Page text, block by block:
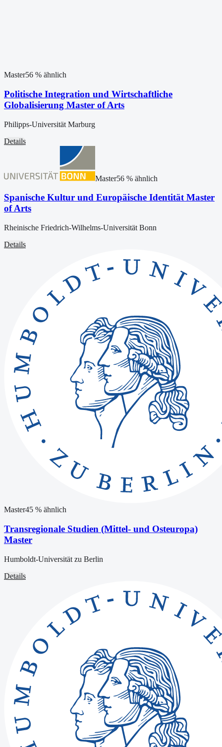
Master56 % ähnlich
Politische Integration und Wirtschaftliche
Globalisierung Master of Arts
Philipps-Universität Marburg
Details
Master56% ähnlich
Spanische Kultur und Europäische Identität Master
of Arts
Rheinische Friedrich-Wilhelms-Universität Bonn
Details
Master45 % ähnlich
Transregionale Studien (Mittel- und Osteuropa)
Master
Humboldt-Universität zu Berlin
Details